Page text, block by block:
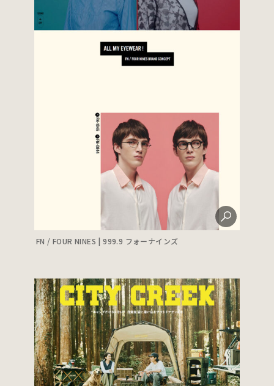
FN / FOUR NINES | 999.9 フォーナインズ